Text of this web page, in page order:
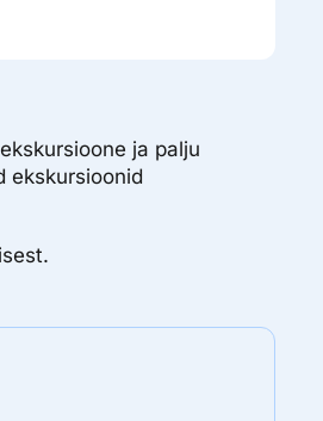
ja palju
ekskursioonid